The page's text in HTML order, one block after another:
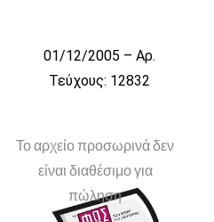
01/12/2005 – Αρ.
Τεύχους: 12832
Το αρχείο προσωρινά δεν
είναι διαθέσιμο για
πώληση